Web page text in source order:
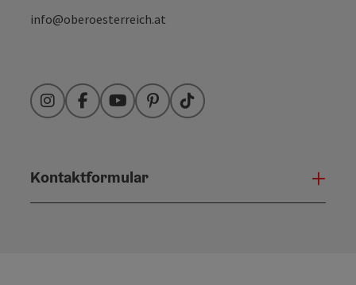
info@oberoesterreich.at
InstagramFacebookYouTubePinterest
TikTok
Kontaktformular